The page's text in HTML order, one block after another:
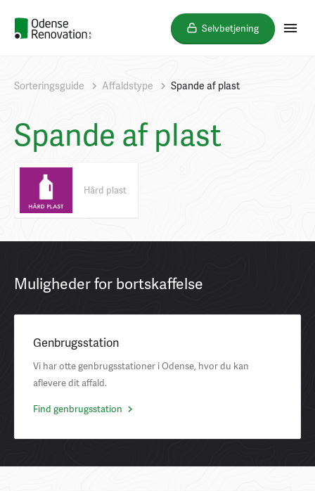
Selvbetjening
Sorteringsguide Affaldstype Spande af plast
Spande af plast
Hård plast
Muligheder for bortskaffelse
Genbrugsstation
Vi har otte genbrugsstationer i Odense, hvor du kan
aflevere dit affald.
Find genbrugsstation